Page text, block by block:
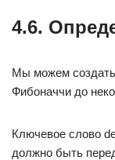
4.6.
Мы можем
Фибоначчи до
Ключевое слово
должно быть